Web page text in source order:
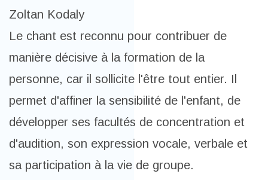
Zoltan Kodaly
Le chant est reconnu pour contribuer de
manière décisive à la formation de la
personne, car il sollicite l'être tout entier. Il
permet d'affiner la sensibilité de l'enfant, de
développer ses facultés de concentration et
d'audition, son expression vocale, verbale et
sa participation à la vie de groupe.